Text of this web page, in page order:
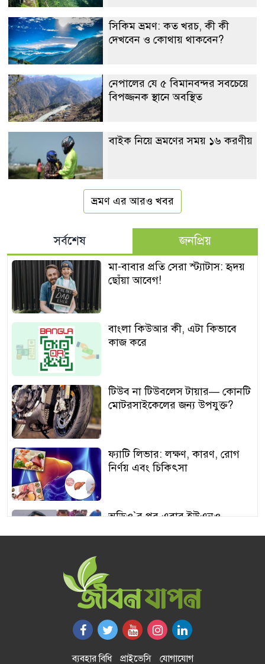
সিকিম ভ্রমণ: কত খরচ, কী কী
দেখবেন ও কোথায় থাকবেন?
নেপালের যে ৫ বিমানবন্দর সবচেয়ে
বিপজ্জনক স্থানে অবস্থিত
বাইক নিয়ে ভ্রমণের সময় ১৬ করণীয়
ভ্রমণ এর আরও খবর
সর্বশেষ জনপ্রিয়
মা-বাবার প্রতি সেরা স্ট্যাটাস: হৃদয়
ছোঁয়া আবেগ!
বাংলা কিউআর কী, এটা কিভাবে
কাজ করে
টিউব না টিউবলেস টায়ার— কোনটি
মোটরসাইকেলের জন্য উপযুক্ত?
ফ্যাটি লিভার: লক্ষণ, কারণ, রোগ
নির্ণয় এবং চিকিৎসা
অডিও‍‍`র পর এবার ইউএনও
আঙুর চাষের স্বপ্ন শুরু ৩০ টাকায়,
এখন আয় লাখ টাকা
অতিরিক্ত বড় স্তন নিয়ে বিপাকে
নারীরা, বাড়ছে স্বাস্থ্যঝুঁকি
ব্যবহার বিধি প্রাইভেসি যোগাযোগ